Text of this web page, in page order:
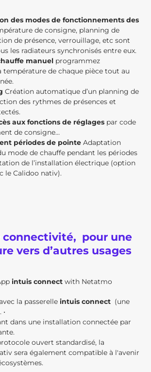
des modes de fonctionnements des
de consigne, planning de
de présence, verrouillage, etc sont
les radiateurs synchronisés entre eux.
manuel programmez
température de chaque pièce tout au
Création automatique d’un planning de
des rythmes de présences et
aux fonctions de réglages par code
de consigne…
périodes de pointe Adaptation
mode de chauffe pendant les périodes
de l’installation électrique (option
le Calidoo nativ).
connectivité, pour une
vers d’autres usages
intuis connect with Netatmo
la passerelle intuis connect (une
dans une installation connectée par
ouvert standardisé, la
sera également compatible à l'avenir